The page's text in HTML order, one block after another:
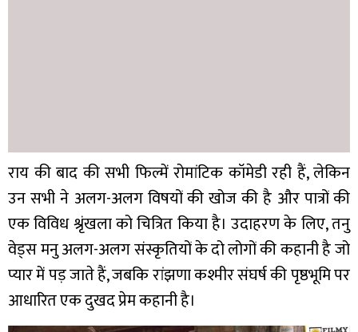
राय की बाद की सभी फिल्में रोमांटिक कॉमेडी रही हैं, लेकिन
उन सभी ने अलग-अलग विषयों की खोज की है और पात्रों की
एक विविध श्रृंखला को चित्रित किया है। उदाहरण के लिए, तनु
वेड्स मनु अलग-अलग संस्कृतियों के दो लोगों की कहानी है जो
प्यार में पड़ जाते हैं, जबकि रांझणा कश्मीर संघर्ष की पृष्ठभूमि पर
आधारित एक दुखद प्रेम कहानी है।